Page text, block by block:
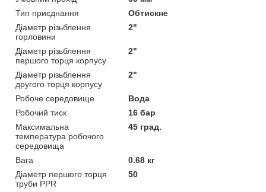
Тип приєднання
Обтискне
Діаметр різьблення
горловини
2"
Діаметр різьблення
першого торця корпусу
2"
Діаметр різьблення
другого торця корпусу
2"
Робоче середовище
Вода
Робочий тиск
16 бар
Максимальна
температура робочого
середовища
45 град.
Вага
0.68 кг
Діаметр першого торця
труби PPR
50